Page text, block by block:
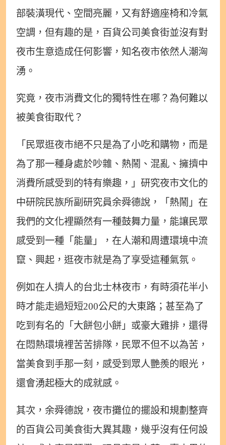
部裝潢現代、空間亮麗，又有舒適座椅和冷氣
空調，但有趣的是，百貨公司美食街並沒有對
夜市生意造成任何影響，知名夜市依然人潮洶
湧。
究竟，夜市消費文化的獨特性在哪？為何難以
被美食街取代？
「民眾逛夜市絕不只是為了小吃和購物，而是
為了那一種身處於吵雜、熱鬧、混亂、擁擠中
消費所感受到的特有樂趣，」研究夜市文化的
中研院民族所副研究員余舜德說，「熱鬧」在
我們的文化裡顯然有一種鼓舞力量，能讓民眾
感受到一種「能量」，在人潮和周遭環境中流
竄、興起，逛夜市就是為了享受這種氣氛。
例如在人擠人的台北士林夜市，有時須花半小
時才能走過短短200公尺的大東路；甚至為了
吃到有名的「大餅包小餅」或豪大雞排，還得
在悶熱環境裡苦苦排隊，民眾不但不以為苦，
當美食到手那一刻，感受到眾人艷羨的眼光，
還會湧起極大的成就感。
其次，余舜德說，夜市攤位的擺設和規劃整齊
的百貨公司美食街大異其趣，幾乎沒有任何設